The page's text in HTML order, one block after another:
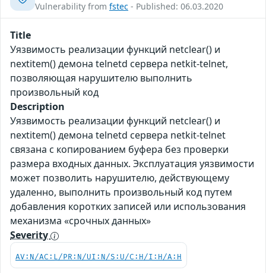
Vulnerability from fstec - Published: 06.03.2020
Title
Уязвимость реализации функций netclear() и
nextitem() демона telnetd сервера netkit-telnet,
позволяющая нарушителю выполнить
произвольный код
Description
Уязвимость реализации функций netclear() и
nextitem() демона telnetd сервера netkit-telnet
связана с копированием буфера без проверки
размера входных данных. Эксплуатация уязвимости
может позволить нарушителю, действующему
удаленно, выполнить произвольный код путем
добавления коротких записей или использования
механизма «срочных данных»
Severity
AV:N/AC:L/PR:N/UI:N/S:U/C:H/I:H/A:H